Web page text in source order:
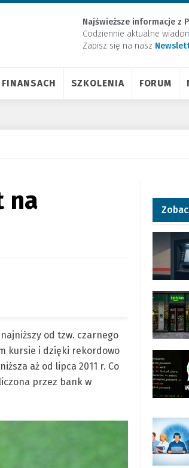
Najświeższe informacje z
Codziennie aktualne
Zapisz się na nasz
SZKOLENIA FORUM
na
od tzw. czarnego
kursie i dzięki rekordowo
aż od lipca 2011 r. Co
przez bank w